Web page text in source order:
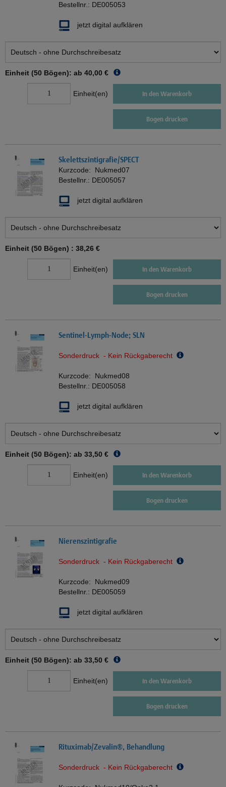
Bestellnr.: DE005053
jetzt digital aufklären
Einheit (50 Bögen): ab 40,00 €
Einheit(en) In den Warenkorb
Bogen drucken
Skelettszintigrafie/SPECT
Kurzcode: Nukmed07
Bestellnr.: DE005057
jetzt digital aufklären
Einheit (50 Bögen) : 38,26 €
Einheit(en) In den Warenkorb
Bogen drucken
Sentinel-Lymph-Node; SLN
Sonderdruck - Kein Rückgaberecht
Kurzcode: Nukmed08
Bestellnr.: DE005058
jetzt digital aufklären
Einheit (50 Bögen): ab 33,50 €
Einheit(en) In den Warenkorb
Bogen drucken
Nierenszintigrafie
Sonderdruck - Kein Rückgaberecht
Kurzcode: Nukmed09
Bestellnr.: DE005059
jetzt digital aufklären
Einheit (50 Bögen): ab 33,50 €
Einheit(en) In den Warenkorb
Bogen drucken
Rituximab/Zevalin®, Behandlung
Sonderdruck - Kein Rückgaberecht